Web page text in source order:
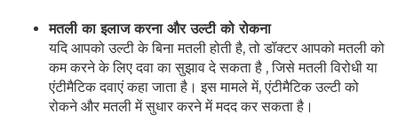
मतली का इलाज करना और उल्टी को रोकना
यदि आपको उल्टी के बिना मतली होती है, तो डॉक्टर आपको मतली को
कम करने के लिए दवा का सुझाव दे सकता है , जिसे मतली विरोधी या
एंटीमैटिक दवाएं कहा जाता है। इस मामले में, एंटीमैटिक उल्टी को
रोकने और मतली में सुधार करने में मदद कर सकता है।